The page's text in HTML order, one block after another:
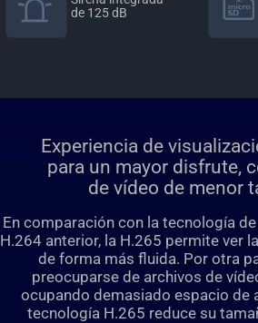
de 125 dB
Experiencia de
para un mayor disfrute,
de vídeo de menor
En comparación con la tecnología
H.264 anterior, la H.265 permite ver
de forma más fluida. Por otra
preocuparse de archivos de
ocupando demasiado espacio de
tecnología H.265 reduce su